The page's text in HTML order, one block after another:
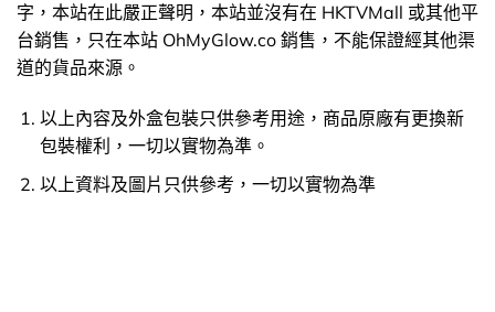
字，本站在此嚴正聲明，本站並沒有在 HKTVMall 或其他平
台銷售，只在本站 OhMyGlow.co 銷售，不能保證經其他渠
道的貨品來源。
以上內容及外盒包裝只供參考用途，商品原廠有更換新
包裝權利，一切以實物為準。
以上資料及圖片只供參考，一切以實物為準